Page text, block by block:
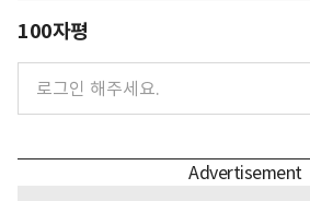
100자평